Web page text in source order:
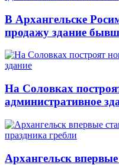
В Архангельске
продажу здание
На Соловках
административное
Архангельск